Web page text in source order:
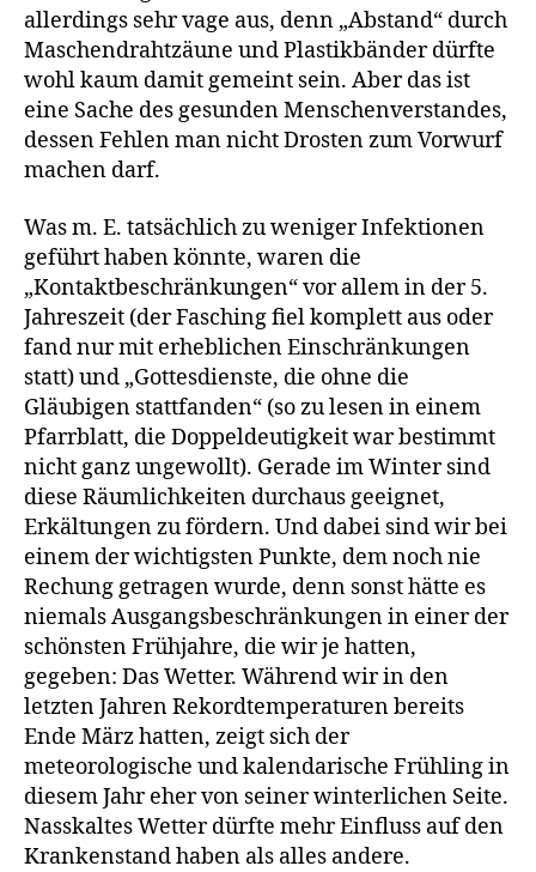
allerdings sehr vage aus, denn „Abstand“ durch
Maschendrahtzäune und Plastikbänder dürfte
wohl kaum damit gemeint sein. Aber das ist
eine Sache des gesunden Menschenverstandes,
dessen Fehlen man nicht Drosten zum Vorwurf
machen darf.
Was m. E. tatsächlich zu weniger Infektionen
geführt haben könnte, waren die
„Kontaktbeschränkungen“ vor allem in der 5.
Jahreszeit (der Fasching fiel komplett aus oder
fand nur mit erheblichen Einschränkungen
statt) und „Gottesdienste, die ohne die
Gläubigen stattfanden“ (so zu lesen in einem
Pfarrblatt, die Doppeldeutigkeit war bestimmt
nicht ganz ungewollt). Gerade im Winter sind
diese Räumlichkeiten durchaus geeignet,
Erkältungen zu fördern. Und dabei sind wir bei
einem der wichtigsten Punkte, dem noch nie
Rechung getragen wurde, denn sonst hätte es
niemals Ausgangsbeschränkungen in einer der
schönsten Frühjahre, die wir je hatten,
gegeben: Das Wetter. Während wir in den
letzten Jahren Rekordtemperaturen bereits
Ende März hatten, zeigt sich der
meteorologische und kalendarische Frühling in
diesem Jahr eher von seiner winterlichen Seite.
Nasskaltes Wetter dürfte mehr Einfluss auf den
Krankenstand haben als alles andere.